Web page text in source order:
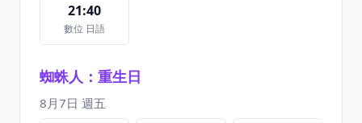
21:40
數位 日語
蜘蛛人：重生日
8月7日 週五